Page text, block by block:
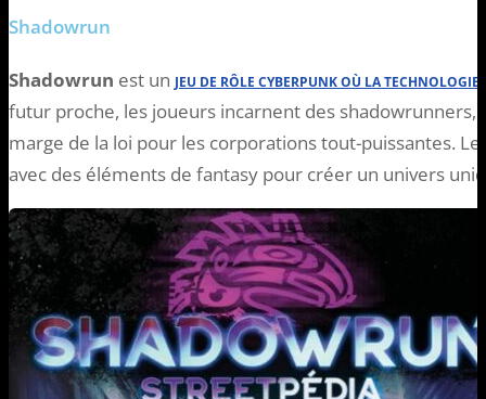
Shadowrun
Shadowrun est un JEU DE RÔLE CYBERPUNK OÙ LA TECHNOLOGIE
futur proche, les joueurs incarnent des
marge de la loi pour les corporations tout-puissantes.
avec des éléments de fantasy pour créer un univers